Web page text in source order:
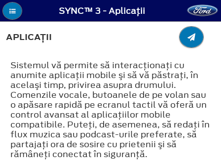
SYNC™ 3 - Aplicaţii
APLICAŢII
Sistemul vă permite să interacţionaţi cu
anumite aplicaţii mobile şi să vă păstraţi, în
acelaşi timp, privirea asupra drumului.
Comenzile vocale, butoanele de pe volan sau
o apăsare rapidă pe ecranul tactil vă oferă un
control avansat al aplicaţiilor mobile
compatibile. Puteţi, de asemenea, să redaţi în
flux muzica sau podcast-urile preferate, să
partajaţi ora de sosire cu prietenii şi să
rămâneţi conectat în siguranţă.